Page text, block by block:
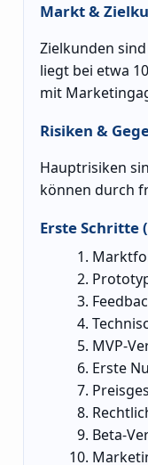
Markt &
Zielkunden
liegt bei etwa
mit
Risiken &
Hauptrisiken
können durch
Erste Schritte
MVP-
Erste
Beta-